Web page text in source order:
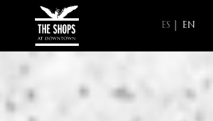
ES EN